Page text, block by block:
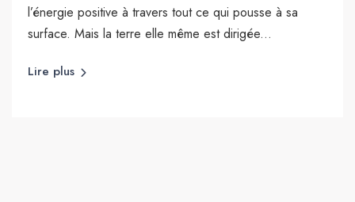
l’énergie positive à travers tout ce qui pousse à sa
surface. Mais la terre elle même est dirigée...
Lire plus